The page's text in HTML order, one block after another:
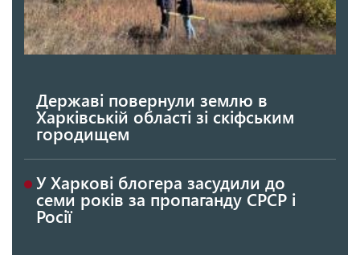
Державі повернули землю в
Харківській області зі скіфським
городищем
У Харкові блогера засудили до
семи років за пропаганду СРСР і
Росії